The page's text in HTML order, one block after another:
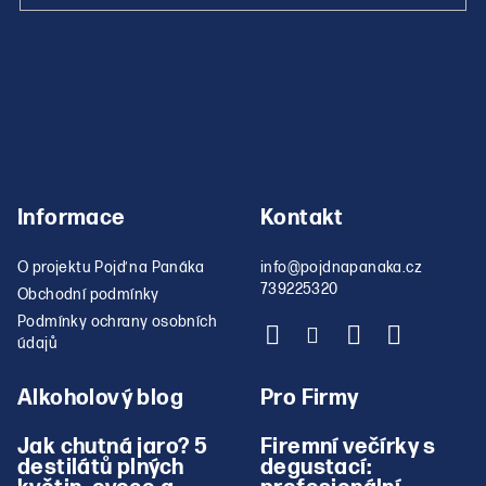
Informace
O projektu Pojď na Panáka
Obchodní podmínky
Podmínky ochrany osobních
údajů
Kontakt
info@pojdnapanaka.cz
739225320
Alkoholový blog
Jak chutná jaro? 5
destilátů plných
Pro Firmy
Firemní večírky s
degustací: